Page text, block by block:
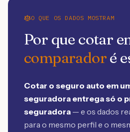
O QUE OS DADOS MOSTRAM
Por que cotar
comparadoré
Cotar o seguro auto em
seguradora entrega só o
seguradora — e os dados
para o mesmo perfil e o